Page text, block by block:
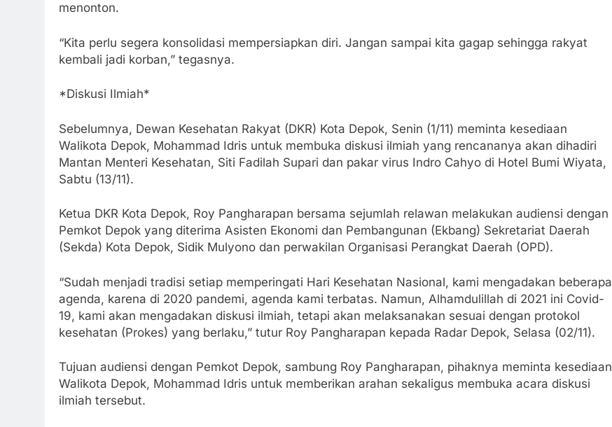
menonton.
“Kita perlu segera konsolidasi mempersiapkan diri. Jangan sampai kita gagap sehingga rakyat
kembali jadi korban,” tegasnya.
*Diskusi Ilmiah*
Sebelumnya, Dewan Kesehatan Rakyat (DKR) Kota Depok, Senin (1/11) meminta kesediaan
Walikota Depok, Mohammad Idris untuk membuka diskusi ilmiah yang rencananya akan dihadiri
Mantan Menteri Kesehatan, Siti Fadilah Supari dan pakar virus Indro Cahyo di Hotel Bumi Wiyata,
Sabtu (13/11).
Ketua DKR Kota Depok, Roy Pangharapan bersama sejumlah relawan melakukan audiensi dengan
Pemkot Depok yang diterima Asisten Ekonomi dan Pembangunan (Ekbang) Sekretariat Daerah
(Sekda) Kota Depok, Sidik Mulyono dan perwakilan Organisasi Perangkat Daerah (OPD).
“Sudah menjadi tradisi setiap memperingati Hari Kesehatan Nasional, kami mengadakan beberapa
agenda, karena di 2020 pandemi, agenda kami terbatas. Namun, Alhamdulillah di 2021 ini Covid-
19, kami akan mengadakan diskusi ilmiah, tetapi akan melaksanakan sesuai dengan protokol
kesehatan (Prokes) yang berlaku,” tutur Roy Pangharapan kepada Radar Depok, Selasa (02/11).
Tujuan audiensi dengan Pemkot Depok, sambung Roy Pangharapan, pihaknya meminta kesediaan
Walikota Depok, Mohammad Idris untuk memberikan arahan sekaligus membuka acara diskusi
ilmiah tersebut.